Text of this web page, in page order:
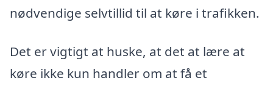
nødvendige selvtillid til at køre i trafikken.
Det er vigtigt at huske, at det at lære at
køre ikke kun handler om at få et